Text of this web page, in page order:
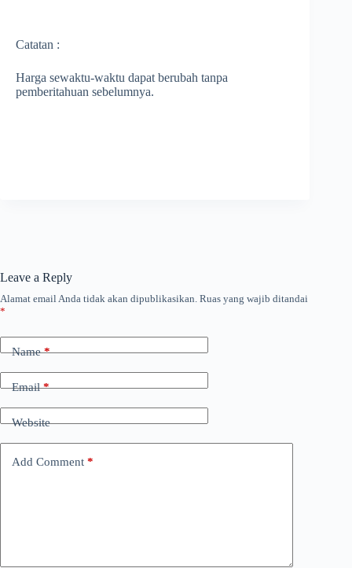
Catatan :
Harga sewaktu-waktu dapat berubah tanpa
pemberitahuan sebelumnya.
Leave a Reply
Alamat email Anda tidak akan dipublikasikan. Ruas yang wajib ditandai
*
Name*
Email*
Website
Add Comment *